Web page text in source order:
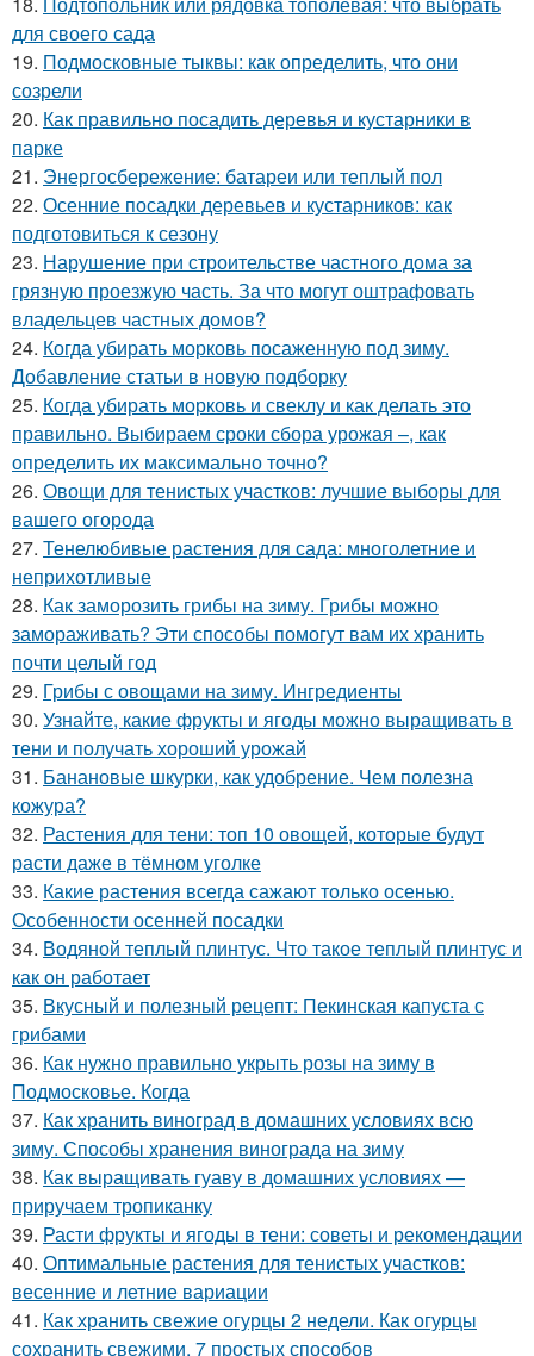
для своего сада
19. Подмосковные тыквы: как определить, что они
созрели
20. Как правильно посадить деревья и кустарники в
парке
21. Энергосбережение: батареи или теплый пол
22. Осенние посадки деревьев и кустарников: как
подготовиться к сезону
23. Нарушение при строительстве частного дома за
грязную проезжую часть. За что могут оштрафовать
владельцев частных домов?
24. Когда убирать морковь посаженную под зиму.
Добавление статьи в новую подборку
25. Когда убирать морковь и свеклу и как делать это
правильно. Выбираем сроки сбора урожая –, как
определить их максимально точно?
26. Овощи для тенистых участков: лучшие выборы для
вашего огорода
27. Тенелюбивые растения для сада: многолетние и
неприхотливые
28. Как заморозить грибы на зиму. Грибы можно
замораживать? Эти способы помогут вам их хранить
почти целый год
29. Грибы с овощами на зиму. Ингредиенты
30. Узнайте, какие фрукты и ягоды можно выращивать в
тени и получать хороший урожай
31. Банановые шкурки, как удобрение. Чем полезна
кожура?
32. Растения для тени: топ 10 овощей, которые будут
расти даже в тёмном уголке
33. Какие растения всегда сажают только осенью.
Особенности осенней посадки
34. Водяной теплый плинтус. Что такое теплый плинтус и
как он работает
35. Вкусный и полезный рецепт: Пекинская капуста с
грибами
36. Как нужно правильно укрыть розы на зиму в
Подмосковье. Когда
37. Как хранить виноград в домашних условиях всю
зиму. Способы хранения винограда на зиму
38. Как выращивать гуаву в домашних условиях —
приручаем тропиканку
39. Расти фрукты и ягоды в тени: советы и рекомендации
40. Оптимальные растения для тенистых участков:
весенние и летние вариации
41. Как хранить свежие огурцы 2 недели. Как огурцы
сохранить свежими. 7 простых способов